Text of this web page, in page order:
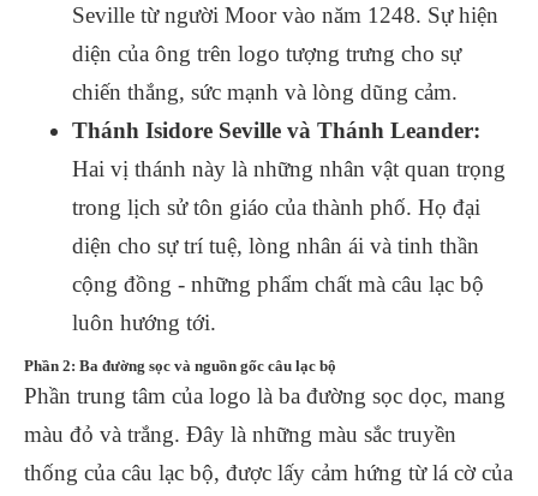
Seville từ người Moor vào năm 1248. Sự hiện
diện của ông trên logo tượng trưng cho sự
chiến thắng, sức mạnh và lòng dũng cảm.
Thánh Isidore Seville và Thánh Leander:
Hai vị thánh này là những nhân vật quan trọng
trong lịch sử tôn giáo của thành phố. Họ đại
diện cho sự trí tuệ, lòng nhân ái và tinh thần
cộng đồng - những phẩm chất mà câu lạc bộ
luôn hướng tới.
Phần 2: Ba đường sọc và nguồn gốc câu lạc bộ
Phần trung tâm của logo là ba đường sọc dọc, mang
màu đỏ và trắng. Đây là những màu sắc truyền
thống của câu lạc bộ, được lấy cảm hứng từ lá cờ của